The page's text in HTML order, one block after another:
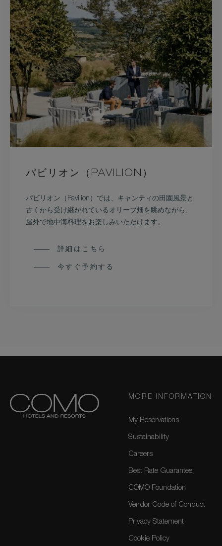
パビリオン（PAVILION）
パビリオン（Pavilion）では、キャンティの田園風景と
古くから受け継がれているオリーブ畑を眺めながら、
屋外で地中海料理をお楽しみいただけます。
詳細はこちら
今すぐ予約する
MORE INFORMATION
My Reservations
Sustainability
Careers
Best Rate Guarantee
COMO Foundation
Vendor Code of Conduct
Privacy Statement
Cookie Policy